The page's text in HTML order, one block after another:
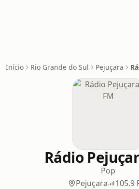
Início Rio Grande do Sul Pejuçara
Rádio
Pop
Pejuçara
105.9